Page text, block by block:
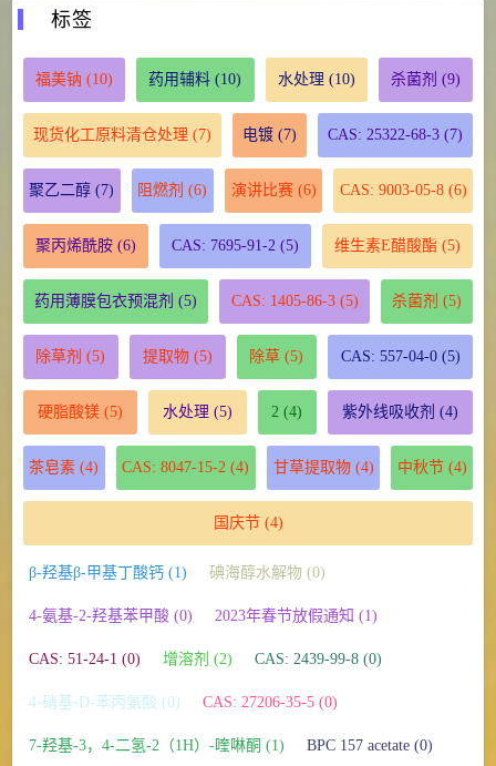
标签
福美钠 (10) 药用辅料 (10) 水处理 (10) 杀菌剂 (9)
现货化工原料清仓处理 (7) 电镀 (7) CAS: 25322-68-3 (7)
聚乙二醇 (7) 阻燃剂 (6) 演讲比赛(6) CAS: 9003-05-8(6)
聚丙烯酰胺(6) CAS: 7695-91-2 (5) 维生素E醋酸酯 (5)
药用薄膜包衣预混剂 (5) CAS: 1405-86-3(5) 杀菌剂 (5)
除草剂 (5) 提取物(5) 除草 (5) CAS: 557-04-0(5)
硬脂酸镁(5) 水处理 (5) 2 (4) 紫外线吸收剂 (4)
茶皂素 (4) CAS: 8047-15-2 (4) 甘草提取物(4) 中秋节(4)
国庆节(4)
β-羟基β-甲基丁酸钙 (1) 碘海醇水解物 (0)
4-氨基-2-羟基苯甲酸 (0) 2023年春节放假通知 (1)
CAS: 51-24-1 (0) 增溶剂 (2) CAS: 2439-99-8 (0)
4-硝基-D-苯丙氨酸 (0) CAS: 27206-35-5 (0)
7-羟基-3，4-二氢-2（1H）-喹啉酮 (1) BPC 157 acetate (0)